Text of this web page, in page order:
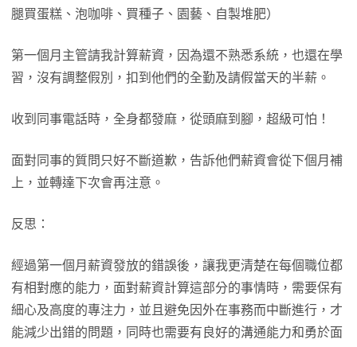
腿買蛋糕、泡咖啡、買種子、園藝、自製堆肥）
第一個月主管請我計算薪資，因為還不熟悉系統，也還在學
習，沒有調整假別，扣到他們的全勤及請假當天的半薪。
收到同事電話時，全身都發麻，從頭麻到腳，超級可怕！
面對同事的質問只好不斷道歉，告訴他們薪資會從下個月補
上，並轉達下次會再注意。
反思：
經過第一個月薪資發放的錯誤後，讓我更清楚在每個職位都
有相對應的能力，面對薪資計算這部分的事情時，需要保有
細心及高度的專注力，並且避免因外在事務而中斷進行，才
能減少出錯的問題，同時也需要有良好的溝通能力和勇於面